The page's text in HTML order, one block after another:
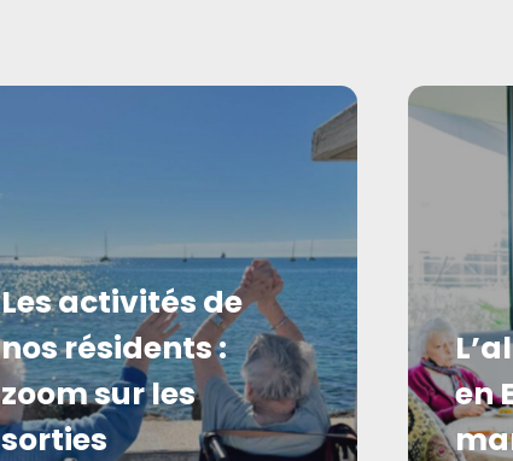
Les activités de
nos résidents :
zoom sur les
sorties
en